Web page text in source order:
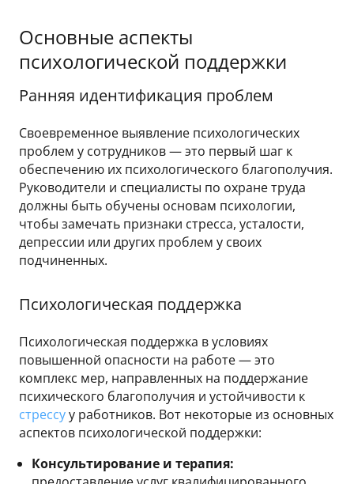
Основные аспекты
психологической поддержки
Ранняя идентификация проблем
Своевременное выявление психологических
проблем у сотрудников — это первый шаг к
обеспечению их психологического благополучия.
Руководители и специалисты по охране труда
должны быть обучены основам психологии,
чтобы замечать признаки стресса, усталости,
депрессии или других проблем у своих
подчиненных.
Психологическая поддержка
Психологическая поддержка в условиях
повышенной опасности на работе — это
комплекс мер, направленных на поддержание
психического благополучия и устойчивости к
стрессуу работников. Вот некоторые из основных
аспектов психологической поддержки:
Консультирование и терапия: